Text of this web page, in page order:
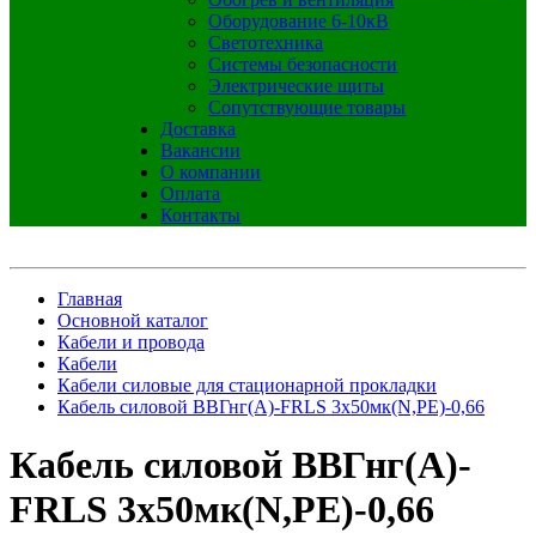
Оборудование 6-10кВ
Светотехника
Системы безопасности
Электрические щиты
Сопутствующие товары
Доставка
Вакансии
О компании
Оплата
Контакты
Главная
Основной каталог
Кабели и провода
Кабели
Кабели силовые для стационарной прокладки
Кабель силовой ВВГнг(А)-FRLS 3х50мк(N,PE)-0,66
Кабель силовой ВВГнг(А)-
FRLS 3х50мк(N,PE)-0,66